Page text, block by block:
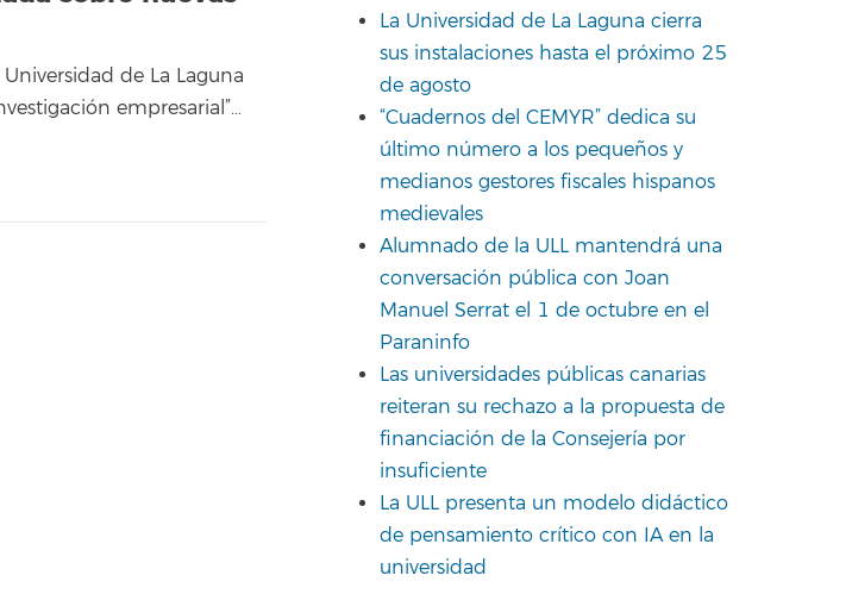
de La Laguna
empresarial”…
La Universidad de La Laguna cierra
sus instalaciones hasta el próximo 25
de agosto
“Cuadernos del CEMYR” dedica su
último número a los pequeños y
medianos gestores fiscales hispanos
medievales
Alumnado de la ULL mantendrá una
conversación pública con Joan
Manuel Serrat el 1 de octubre en el
Paraninfo
Las universidades públicas canarias
reiteran su rechazo a la propuesta de
financiación de la Consejería por
insuficiente
La ULL presenta un modelo didáctico
de pensamiento crítico con IA en la
universidad